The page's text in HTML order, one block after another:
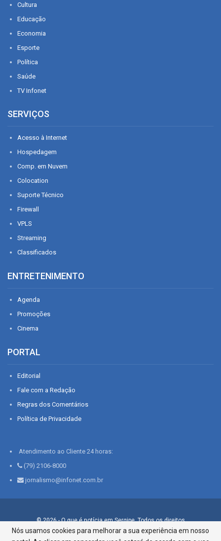
Cultura
Educação
Economia
Esporte
Política
Saúde
TV Infonet
SERVIÇOS
Acesso à Internet
Hospedagem
Comp. em Nuvem
Colocation
Suporte Técnico
Firewall
VPLS
Streaming
Classificados
ENTRETENIMENTO
Agenda
Promoções
Cinema
PORTAL
Editorial
Fale com a Redação
Regras dos Comentários
Política de Privacidade
Atendimento ao Cliente 24 horas:
(79) 2106-8000
jornalismo@infonet.com.br
© 2026 - O que é notícia em Sergipe. Todos os direitos
reservados.
Nós usamos cookies para melhorar a sua experiência em nosso